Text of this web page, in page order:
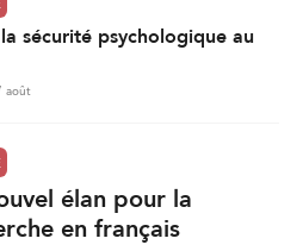
sécurité psychologique au
août
élan pour la
en français